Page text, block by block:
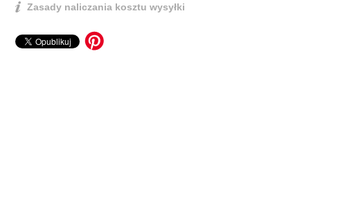
Zasady naliczania kosztu wysyłki